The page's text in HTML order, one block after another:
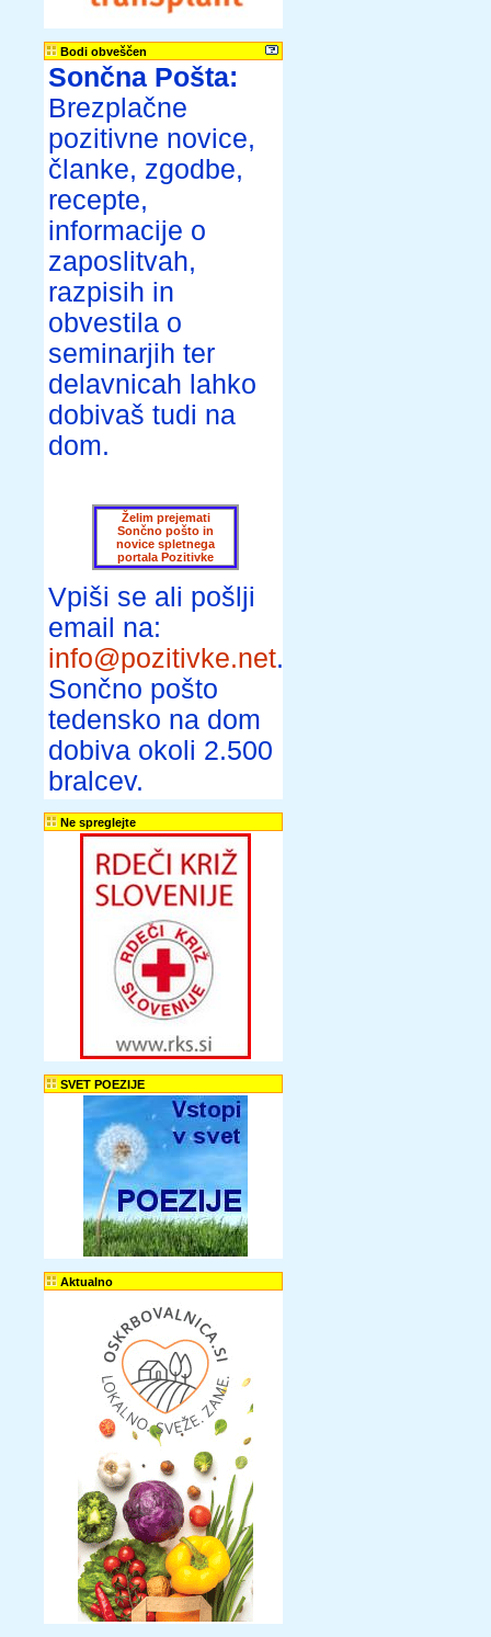
Bodi obveščen
Sončna Pošta:
Brezplačne
pozitivne novice,
članke, zgodbe,
recepte,
informacije o
zaposlitvah,
razpisih in
obvestila o
seminarjih ter
delavnicah lahko
dobivaš tudi na
dom.
Želim prejemati
Sončno pošto in
novice spletnega
portala Pozitivke
Vpiši se ali pošlji
email na:
info@pozitivke.net.
Sončno pošto
tedensko na dom
dobiva okoli 2.500
bralcev.
Ne spreglejte
SVET POEZIJE
Aktualno